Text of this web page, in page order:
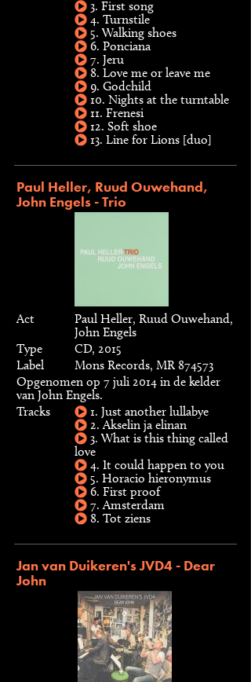
3. First song
4. Turnstile
5. Walking shoes
6. Ponciana
7. Jeru
8. Love me or leave me
9. Godchild
10. Nights at the turntable
11. Frenesi
12. Soft shoe
13. Line for Lions [duo]
Paul Heller, Ruud Ouwehand,
John Engels - Trio
Act
Paul Heller, Ruud Ouwehand,
John Engels
Type
CD, 2015
Label
Mons Records, MR 874573
Opgenomen op 7 juli 2014 in de kelder
van John Engels.
Tracks
1. Just another lullabye
2. Akselin ja elinan
3. What is this thing called
love
4. It could happen to you
5. Horacio hieronymus
6. First proof
7. Amsterdam
8. Tot ziens
Jan van Duikeren's JVD4 - Dear
John